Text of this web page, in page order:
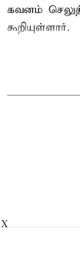
கவனம்
கூறியுள்ளார்.
X